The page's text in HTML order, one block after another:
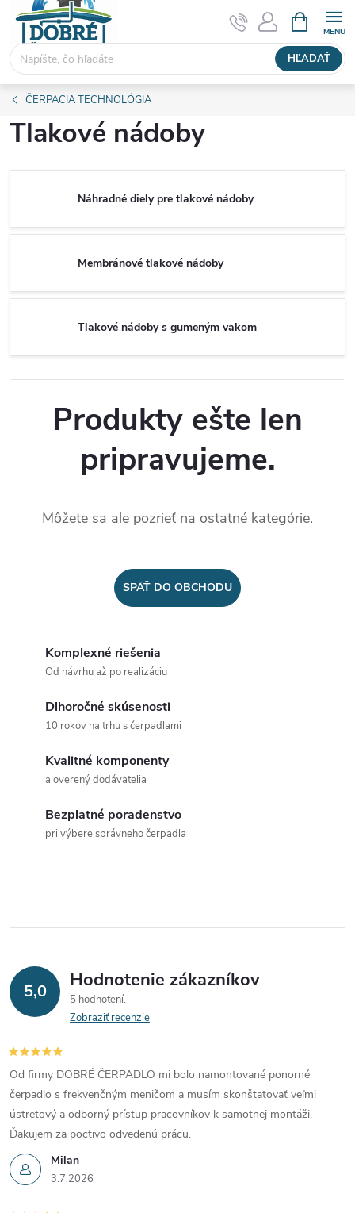
Prejsť
obsah
HĽADAŤ
KOŠÍK
ČERPACIA TECHNOLÓGIA
Tlakové nádoby
Náhradné diely pre tlakové nádoby
Membránové tlakové nádoby
Tlakové nádoby s gumeným vakom
Produkty ešte len
pripravujeme.
Môžete sa ale pozrieť na ostatné kategórie.
SPÄŤ DO OBCHODU
Komplexné riešenia
Od návrhu až po realizáciu
Dlhoročné skúsenosti
10 rokov na trhu s čerpadlami
Kvalitné komponenty
a overený dodávatelia
Bezplatné poradenstvo
pri výbere správneho čerpadla
5,0 Hodnotenie zákazníkov
5 hodnotení
Zobraziť recenzie
Milan
3.7.2026
Od firmy DOBRÉ ČERPADLO mi bolo namontované ponorné
čerpadlo s frekvenčným meničom a musím skonštatovať veľmi
ústretový a odborný prístup pracovníkov k samotnej montáži.
Ďakujem za poctivo odvedenú prácu.